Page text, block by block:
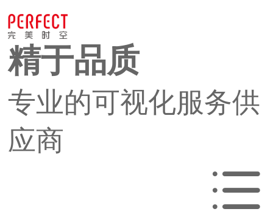
精于品质
专业的可视化服务供
应商
如何做好动画
的前期工作
2024-04-04 23:47